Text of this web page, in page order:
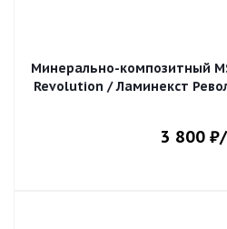
Минерально-композитный
Revolution / Ламинекст
3 800